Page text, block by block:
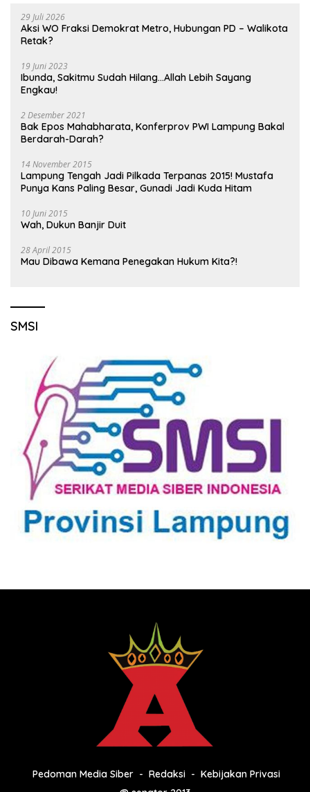
29 Juli 2026
Aksi WO Fraksi Demokrat Metro, Hubungan PD – Walikota
Retak?
19 Juni 2023
Ibunda, Sakitmu Sudah Hilang…Allah Lebih Sayang
Engkau!
2 Desember 2021
Bak Epos Mahabharata, Konferprov PWI Lampung Bakal
Berdarah-Darah?
14 November 2015
Lampung Tengah Jadi Pilkada Terpanas 2015! Mustafa
Punya Kans Paling Besar, Gunadi Jadi Kuda Hitam
10 Juni 2015
Wah, Dukun Banjir Duit
28 April 2015
Mau Dibawa Kemana Penegakan Hukum Kita?!
SMSI
Pedoman Media Siber Redaksi
Kebijakan Privasi